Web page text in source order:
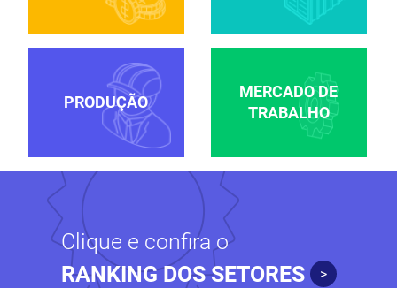
MERCADO DE
TRABALHO
PRODUÇÃO
Clique e confira o
RANKING DOS SETORES
>